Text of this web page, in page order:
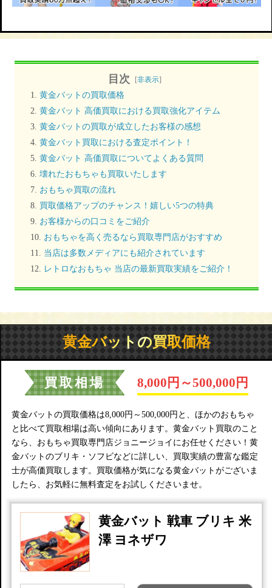
目次 [非表示]
黄金バットの買取価格
黄金バット 高価買取における買取強化アイテム
黄金バットの買取が成立したお客様の感想
黄金バット買取における査定ポイント！
黄金バット 高価買取についてよくある質問
壊れたおもちゃも買取いたします
おもちゃ買取の流れ
買取価格アップのチャンス！嬉しい5つの特典
お客様からの口コミをご紹介
おもちゃを高く売るなら買取専門店がおすすめ
当店は多数メディアにも紹介されています
レトロなおもちゃ 当店の最新買取実績をご紹介！
黄金バットの買取価格
買取相場 8,000円～500,000円
黄金バットの買取価格は8,000円～500,000円と、ほかのおもちゃ
と比べて買取相場は高い傾向にあります。黄金バット買取のこと
なら、おもちゃ買取専門店ジョニージョイにお任せください！黄
金バットのブリキ・ソフビなどに詳しい、買取実績の豊富な鑑定
士が高価買取します。買取価格が気になる黄金バットがございま
したら、お気軽に無料査定をお試しくださいませ。
黄金バット 戦車 ブリキ 米
澤 ヨネザワ